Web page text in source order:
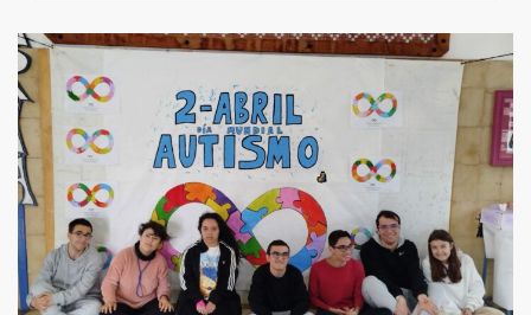
del
Futuro